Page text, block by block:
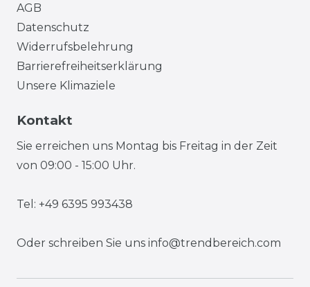
AGB
Datenschutz
Widerrufsbelehrung
Barrierefreiheitserklärung
Unsere Klimaziele
Kontakt
Sie erreichen uns Montag bis Freitag in der Zeit
von 09:00 - 15:00 Uhr.
Tel: +49 6395 993438
Oder schreiben Sie uns info@trendbereich.com